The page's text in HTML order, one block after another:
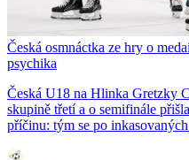
Česká osmnáctka ze hry o
psychika
Česká U18 na Hlinka Gretzky
skupině třetí a o semifinále
příčinu: tým se po